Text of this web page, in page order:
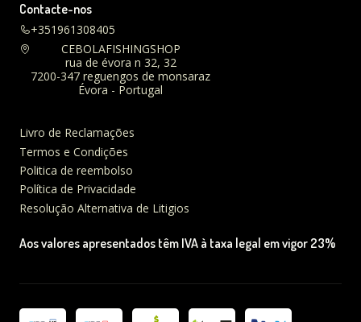
Contacte-nos
+351961308405
CEBOLAFISHINGSHOP
rua de évora n 32, 32
7200-347 reguengos de monsaraz
Évora - Portugal
Livro de Reclamações
Termos e Condições
Politica de reembolso
Política de Privacidade
Resolução Alternativa de Litigios
Aos valores apresentados têm IVA à taxa legal em vigor 23%